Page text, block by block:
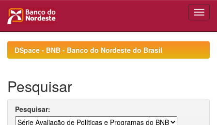
navigationDSpace - BNB - Banco do Nordeste do Brasil
Pesquisar
Pesquisar: